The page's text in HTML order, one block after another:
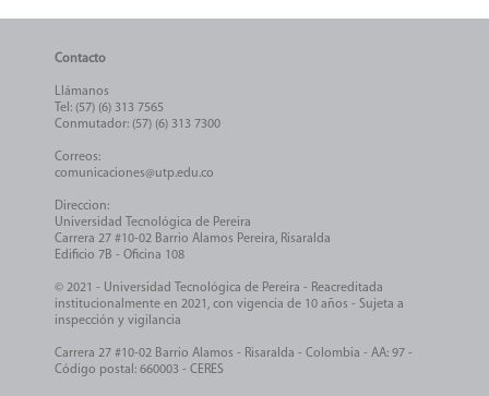
Contacto
Llámanos
Tel: (57) (6) 313 7565
Conmutador: (57) (6) 313 7300
Correos:
comunicaciones@utp.edu.co
Direccion:
Universidad Tecnológica de Pereira
Carrera 27 #10-02 Barrio Alamos Pereira, Risaralda
Edificio 7B - Oficina 108
© 2021 - Universidad Tecnológica de Pereira - Reacreditada
institucionalmente en 2021, con vigencia de 10 años - Sujeta a
inspección y vigilancia
Carrera 27 #10-02 Barrio Alamos - Risaralda - Colombia - AA: 97 -
Código postal: 660003 - CERES